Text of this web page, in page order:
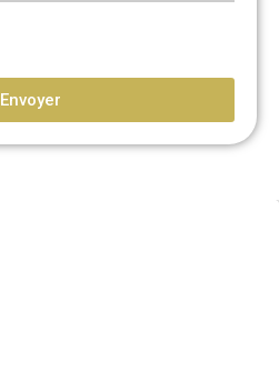
Envoyer